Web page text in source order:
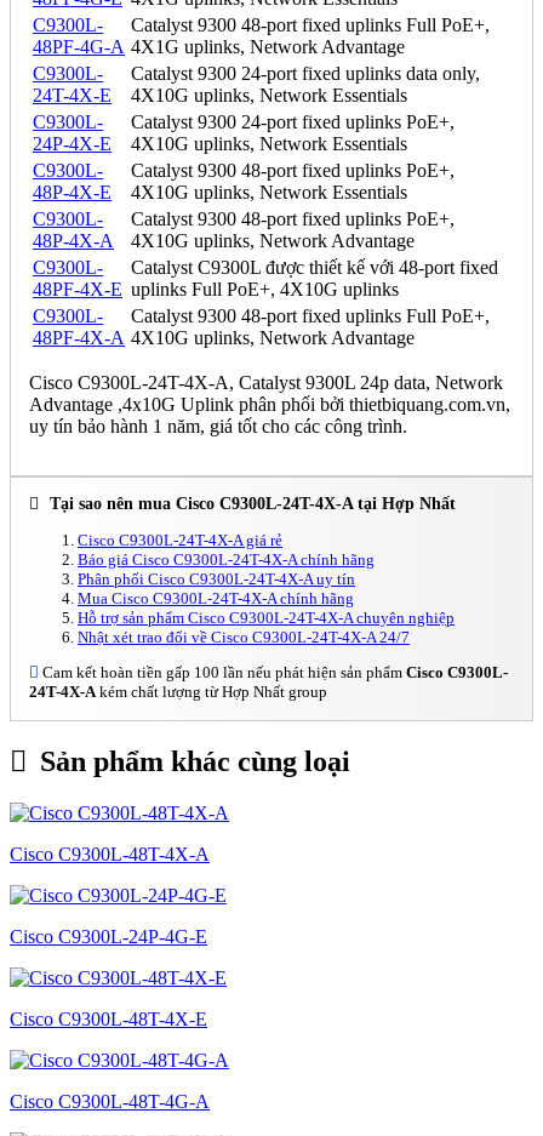
C9300L-
48PF-4G-A
Catalyst 9300 48-port fixed uplinks Full PoE+,
4X1G uplinks, Network Advantage
C9300L-
24T-4X-E
Catalyst 9300 24-port fixed uplinks data only,
4X10G uplinks, Network Essentials
C9300L-
24P-4X-E
Catalyst 9300 24-port fixed uplinks PoE+,
4X10G uplinks, Network Essentials
C9300L-
48P-4X-E
Catalyst 9300 48-port fixed uplinks PoE+,
4X10G uplinks, Network Essentials
C9300L-
48P-4X-A
Catalyst 9300 48-port fixed uplinks PoE+,
4X10G uplinks, Network Advantage
C9300L-
48PF-4X-E
Catalyst C9300L được thiết kế với 48-port fixed
uplinks Full PoE+, 4X10G uplinks
C9300L-
48PF-4X-A
Catalyst 9300 48-port fixed uplinks Full PoE+,
4X10G uplinks, Network Advantage
Cisco C9300L-24T-4X-A, Catalyst 9300L 24p data, Network
Advantage ,4x10G Uplink phân phối bởi thietbiquang.com.vn,
uy tín bảo hành 1 năm, giá tốt cho các công trình.
Tại sao nên mua Cisco C9300L-24T-4X-A tại Hợp Nhất
Cisco C9300L-24T-4X-A giá rẻ
Báo giá Cisco C9300L-24T-4X-A chính hãng
Phân phối Cisco C9300L-24T-4X-A uy tín
Mua Cisco C9300L-24T-4X-A chính hãng
Hỗ trợ sản phẩm Cisco C9300L-24T-4X-A chuyên nghiệp
Nhật xét trao đổi về Cisco C9300L-24T-4X-A 24/7
Cam kết hoàn tiền gấp 100 lần nếu phát hiện sản phẩm Cisco C9300L-
24T-4X-A kém chất lượng từ Hợp Nhất group
Sản phẩm khác cùng loại
Cisco C9300L-48T-4X-A
Cisco C9300L-24P-4G-E
Cisco C9300L-48T-4X-E
Cisco C9300L-48T-4G-A